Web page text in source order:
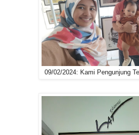
09/02/2024: Kami Pengunjung